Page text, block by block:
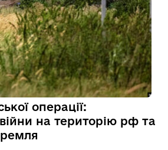
операції:
на територію рф та